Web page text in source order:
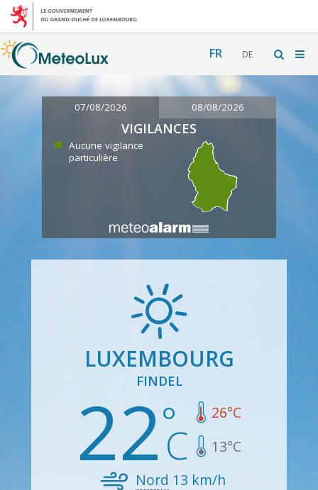
FR DE
07/08/2026 08/08/2026
VIGILANCES
Aucune vigilance
particulière
LUXEMBOURG
FINDEL
22 26°C
13°C
Nord 13 km/h